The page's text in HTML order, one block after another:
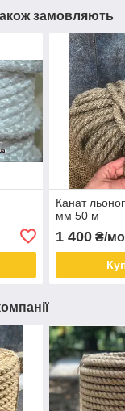
замовляють
Канат
мм 50 м
1 400₴/